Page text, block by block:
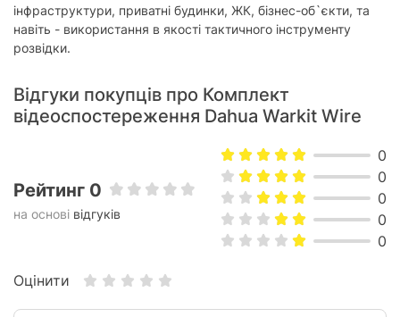
Споживана потужність:
12 Вт
Джерело живлення:
Аналітика
Розпізнавання людей/автомобілів:
є
є
є
Вбудований мікрофон:
інфраструктури, приватні будинки, ЖК, бізнес-об`єкти, та
навіть - використання в якості тактичного інструменту
розвідки.
Відгуки покупців про Комплект
відеоспостереження Dahua Warkit Wire
Рейтинг 0
на основі відгуків
0
0
0
0
0
Оцінити